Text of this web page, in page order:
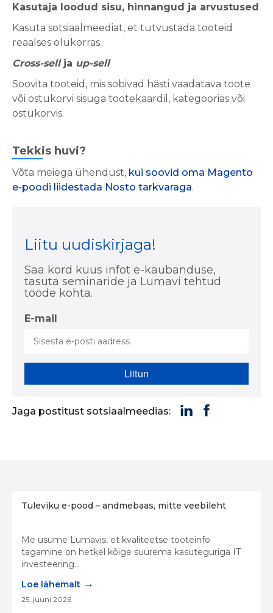
Kasutaja loodud sisu, hinnangud ja arvustused
Kasuta sotsiaalmeediat, et tutvustada tooteid
reaalses olukorras.
Cross-sellja up-sell
Soovita tooteid, mis sobivad hästi vaadatava toote
või ostukorvi sisuga tootekaardil, kategoorias või
ostukorvis.
Tekkis huvi?
Võta meiega ühendust, kui soovid oma Magento
e-poodi liidestada Nosto tarkvaraga.
Liitu uudiskirjaga!
Saa kord kuus infot e-kaubanduse,
tasuta seminaride ja Lumavi tehtud
tööde kohta.
E-mail
Jaga postitust sotsiaalmeedias:
Tuleviku e-pood – andmebaas, mitte veebileht
Me usume Lumavis, et kvaliteetse tooteinfo
tagamine on hetkel kõige suurema kasuteguriga IT
investeering...
Loe lähemalt →
25. juuni 2026